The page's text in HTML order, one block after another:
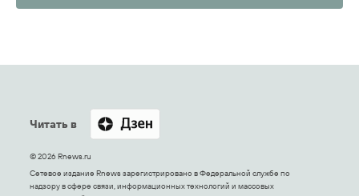
Читать в
© 2026 Rnews.ru
Сетевое издание Rnews зарегистрировано в Федеральной службе по
надзору в сфере связи, информационных технологий и массовых